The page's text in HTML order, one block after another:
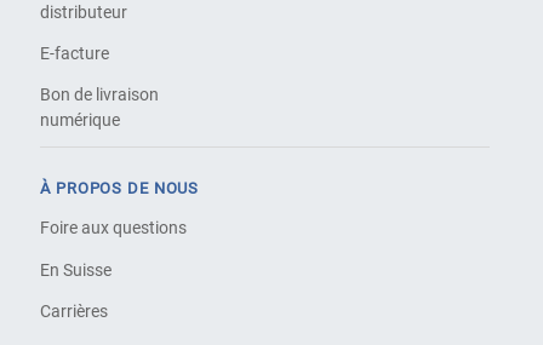
distributeur
E-facture
Bon de livraison
numérique
À PROPOS DE NOUS
Foire aux questions
En Suisse
Carrières